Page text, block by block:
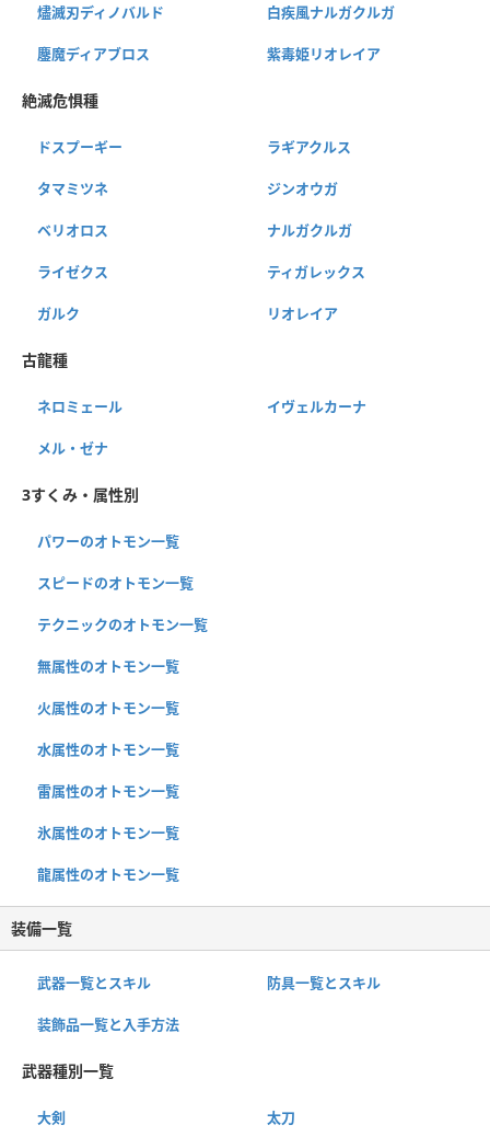
燼滅刃ディノバルド 白疾風ナルガクルガ
鏖魔ディアブロス 紫毒姫リオレイア
絶滅危惧種
ドスプーギー ラギアクルス
タマミツネ ジンオウガ
ベリオロス ナルガクルガ
ライゼクス ティガレックス
ガルク リオレイア
古龍種
ネロミェール イヴェルカーナ
メル・ゼナ
3すくみ・属性別
パワーのオトモン一覧
スピードのオトモン一覧
テクニックのオトモン一覧
無属性のオトモン一覧
火属性のオトモン一覧
水属性のオトモン一覧
雷属性のオトモン一覧
氷属性のオトモン一覧
龍属性のオトモン一覧
装備一覧
武器一覧とスキル 防具一覧とスキル
装飾品一覧と入手方法
武器種別一覧
大剣 太刀